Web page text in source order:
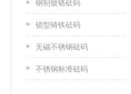
钢制镀铬砝码
锁型铸铁砝码
无磁不锈钢砝码
不锈钢标准砝码